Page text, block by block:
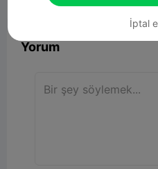
Rapor
Yorum
İptal